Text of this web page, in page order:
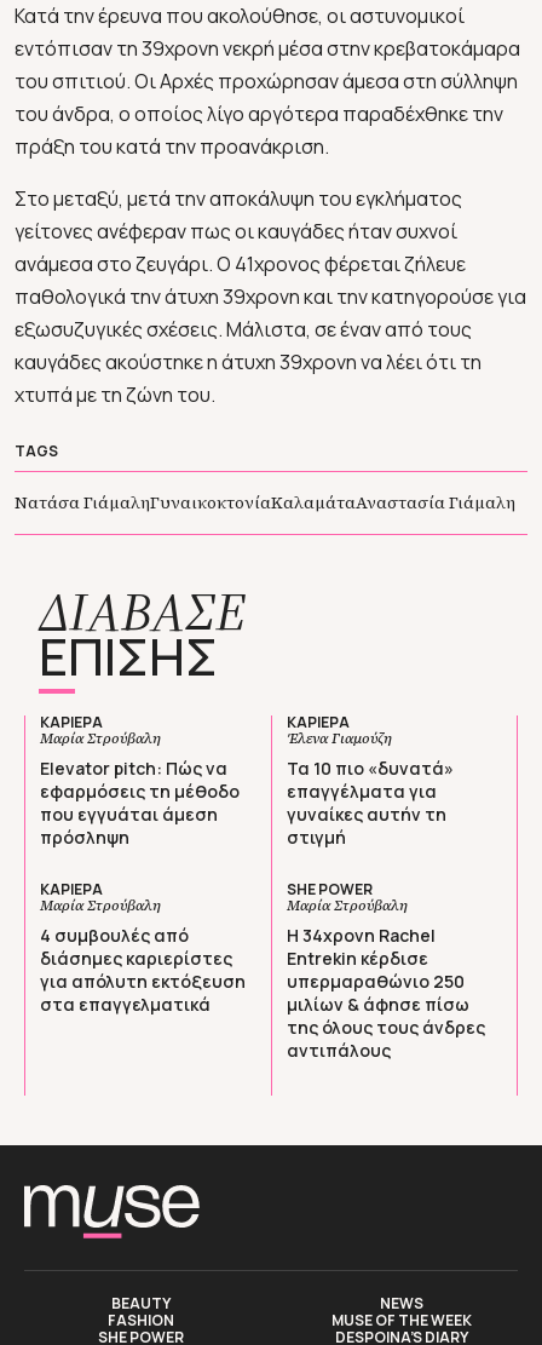
Κατά την έρευνα που ακολούθησε, οι αστυνομικοί
εντόπισαν τη 39χρονη νεκρή μέσα στην κρεβατοκάμαρα
του σπιτιού. Οι Αρχές προχώρησαν άμεσα στη σύλληψη
του άνδρα, ο οποίος λίγο αργότερα παραδέχθηκε την
πράξη του κατά την προανάκριση.
Στο μεταξύ, μετά την αποκάλυψη του εγκλήματος
γείτονες ανέφεραν πως οι καυγάδες ήταν συχνοί
ανάμεσα στο ζευγάρι. Ο 41χρονος φέρεται ζήλευε
παθολογικά την άτυχη 39χρονη και την κατηγορούσε για
εξωσυζυγικές σχέσεις. Μάλιστα, σε έναν από τους
καυγάδες ακούστηκε η άτυχη 39χρονη να λέει ότι τη
χτυπά με τη ζώνη του.
TAGS
Νατάσα ΓιάμαληΓυναικοκτονίαΚαλαμάταΑναστασία Γιάμαλη
ΔΙΑΒΑΣΕ
ΕΠΙΣΗΣ
ΚΑΡΙΕΡΑ
Μαρία Στρούβαλη
Elevator pitch: Πώς να
εφαρμόσεις τη μέθοδο
που εγγυάται άμεση
πρόσληψη
ΚΑΡΙΕΡΑ
Έλενα Γιαμούζη
Τα 10 πιο «δυνατά»
επαγγέλματα για
γυναίκες αυτήν τη
στιγμή
ΚΑΡΙΕΡΑ
Μαρία Στρούβαλη
4 συμβουλές από
διάσημες καριερίστες
για απόλυτη εκτόξευση
στα επαγγελματικά
SHE POWER
Μαρία Στρούβαλη
Η 34χρονη Rachel
Entrekin κέρδισε
υπερμαραθώνιο 250
μιλίων & άφησε πίσω
της όλους τους άνδρες
αντιπάλους
BEAUTY
FASHION
SHE POWER
NEWS
MUSE OF THE WEEK
DESPOINA’S DIARY